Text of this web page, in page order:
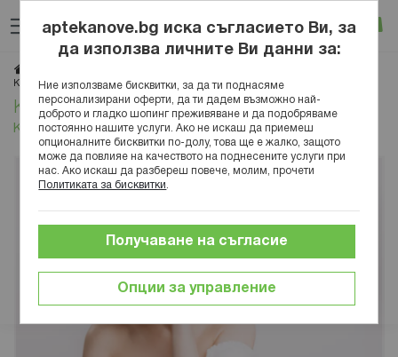
към
съдържанието
Вход
Какво е рамноза и как се използва в козметиката
Какво е рамноза и как се използва в
козметиката
aptekanove.bg иска съгласието Ви, за
да използва личните Ви данни за:
Ние използваме бисквитки, за да ти поднасяме
персонализирани оферти, да ти дадем възможно най-
доброто и гладко шопинг преживяване и да подобряваме
постоянно нашите услуги. Ако не искаш да приемеш
опционалните бисквитки по-долу, това ще е жалко, защото
може да повлияе на качеството на поднесените услуги при
нас. Ако искаш да разбереш повече, молим, прочети
Политиката за бисквитки
Опции за управление
Получаване на съгласие